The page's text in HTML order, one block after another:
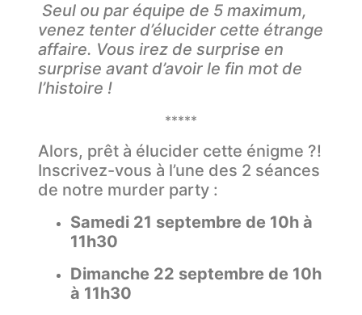
Seul ou par équipe de 5 maximum,
venez tenter d’élucider cette étrange
affaire. Vous irez de surprise en
surprise avant d’avoir le fin mot de
l’histoire !
*****
Alors, prêt à élucider cette énigme ?!
Inscrivez-vous à l’une des 2 séances
de notre murder party :
Samedi 21 septembre de 10h à
11h30
Dimanche 22 septembre de 10h
à 11h30